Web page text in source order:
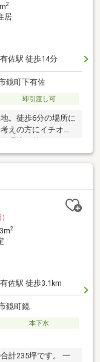
2
居
佐駅 徒歩14分
鏡町下有佐
即引渡し可
。徒歩6分の場所に
えの方にイチオシ
2
佐駅 徒歩3.1km
鏡町鏡
本下水
計235坪です。 一